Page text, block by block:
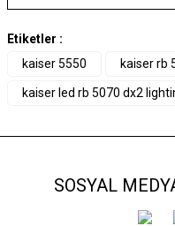
Etiketler :
kaiser 5550
kaiser rb
kaiser led rb 5070 dx2
SOSYAL